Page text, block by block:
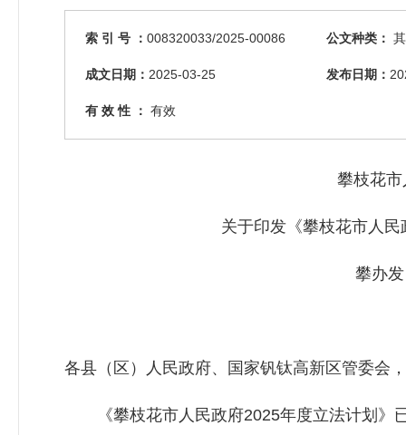
索 引 号 ： 008320033/2025-00086 公文种类：
成文日期： 2025-03-25 发布日期：
有 效 性 ： 有效
攀枝花
关于印发《攀枝花市人
攀办
各县（区）人民政府、国家钒钛高新区管委会
《攀枝花市人民政府2025年度立法计划》